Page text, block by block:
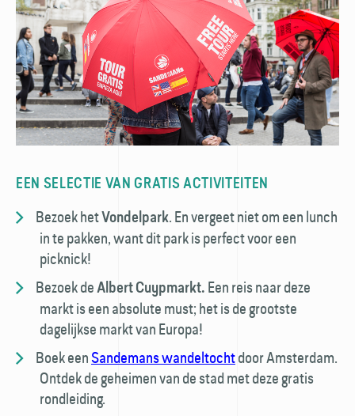
EEN SELECTIE VAN GRATIS ACTIVITEITEN
Bezoek hetVondelpark. En vergeet niet om een lunch
in te pakken, want dit park is perfect voor een
picknick!
Bezoek deAlbert Cuypmarkt. Een reis naar deze
markt is een absolute must; het is de grootste
dagelijkse markt van Europa!
Boek eenSandemans wandeltochtdoor Amsterdam.
Ontdek de geheimen van de stad met deze gratis
rondleiding.